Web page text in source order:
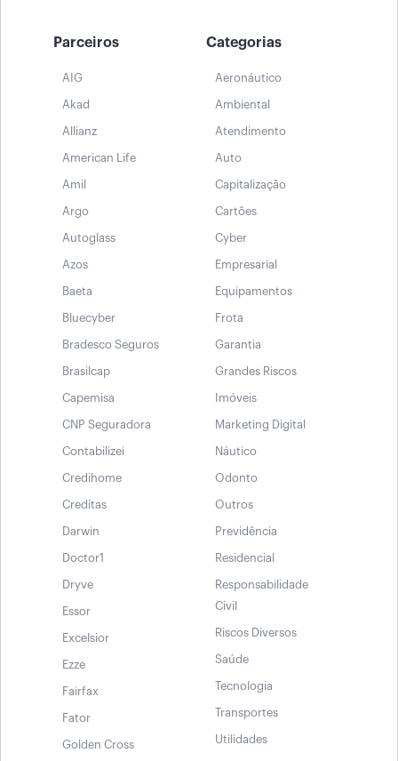
Parceiros
AIG
Akad
Allianz
American Life
Amil
Argo
Autoglass
Azos
Baeta
Bluecyber
Bradesco Seguros
Brasilcap
Capemisa
CNP Seguradora
Contabilizei
Credihome
Creditas
Darwin
Doctor1
Dryve
Essor
Excelsior
Ezze
Fairfax
Fator
Golden Cross
Categorias
Aeronáutico
Ambiental
Atendimento
Auto
Capitalização
Cartões
Cyber
Empresarial
Equipamentos
Frota
Garantia
Grandes Riscos
Imóveis
Marketing Digital
Náutico
Odonto
Outros
Previdência
Residencial
Responsabilidade
Civil
Riscos Diversos
Saúde
Tecnologia
Transportes
Utilidades